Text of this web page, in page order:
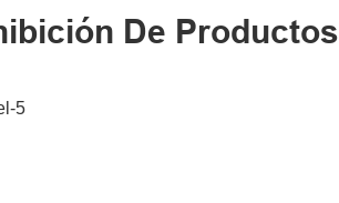
De Productos